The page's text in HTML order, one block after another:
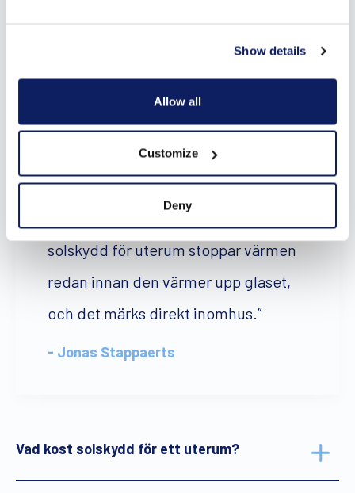
Show details
Allow all
Customize
Deny
”I ett uterum vill du behålla ljuset,
men inte överhettningen. Ett bra
solskydd för uterum stoppar värmen
redan innan den värmer upp glaset,
och det märks direkt inomhus.”
- Jonas Stappaerts
Vad kost solskydd för ett uterum?